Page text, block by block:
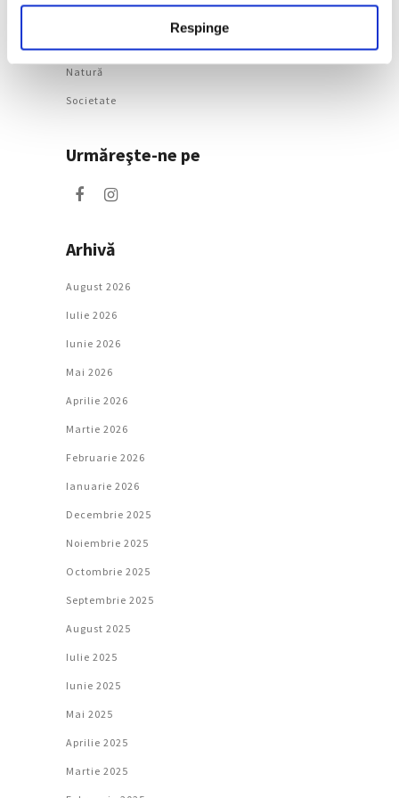
Respinge
Categorii
Natură
Societate
Urmăreşte-ne pe
Arhivă
August 2026
Iulie 2026
Iunie 2026
Mai 2026
Aprilie 2026
Martie 2026
Februarie 2026
Ianuarie 2026
Decembrie 2025
Noiembrie 2025
Octombrie 2025
Septembrie 2025
August 2025
Iulie 2025
Iunie 2025
Mai 2025
Aprilie 2025
Martie 2025